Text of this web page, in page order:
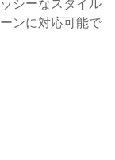
シーなスタイル
ンに対応可能で